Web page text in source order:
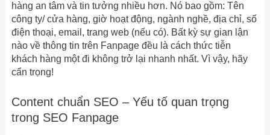
hàng an tâm và tin tưởng nhiều hơn. Nó bao gồm: Tên
công ty/ cửa hàng, giờ hoạt động, ngành nghề, địa chỉ, số
điện thoại, email, trang web (nếu có). Bất kỳ sự gian lận
nào về thông tin trên Fanpage đều là cách thức tiễn
khách hàng một đi không trở lại nhanh nhất. Vì vậy, hãy
cẩn trọng!
Content chuẩn SEO – Yếu tố quan trọng
trong SEO Fanpage